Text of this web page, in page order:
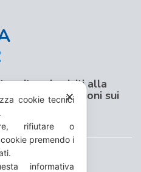
sito e iscriviti alla
e promozioni sui
✕
cookie tecnici
rifiutare o
premendo i
informativa